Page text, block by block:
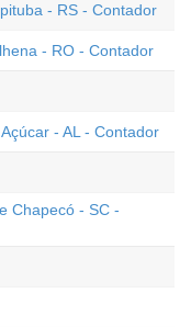
- RS - Contador
- RO - Contador
- AL - Contador
Chapecó - SC -